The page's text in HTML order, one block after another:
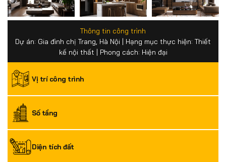
Thông tin công trình
Dự án: Gia đình chị Trang, Hà Nội | Hạng mục thực hiện: Thiết
kế nội thất | Phong cách: Hiện đại
Vị trí công trình
Số tầng
Diện tích đất